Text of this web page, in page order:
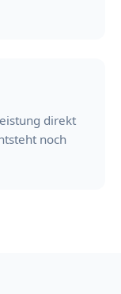
direkt
noch